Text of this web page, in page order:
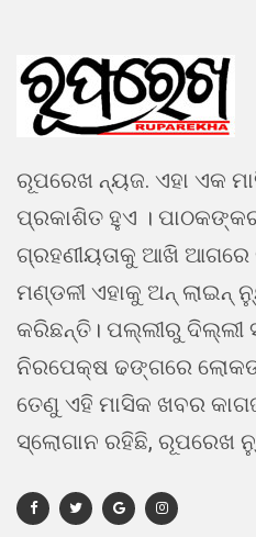
ରୂପରେଖ ନ୍ୟଜ. ଏହା ଏକ
ପ୍ରକାଶିତ ହୁଏ ।
ଗ୍ରହଣୀୟତାକୁ ଆଖି
ମଣ୍ଡଳୀ ଏହାକୁ ଅନ୍ ଲାଇନ୍
କରିଛନ୍ତି। ପଲ୍ଲୀରୁ ଦିଲ୍ଲୀ
ନିରପେକ୍ଷ ଢଙ୍ଗରେ
ତେଣୁ ଏହି ମାସିକ ଖବର
ସ୍ଲୋଗାନ ରହିଛି, ରୂପରେଖ